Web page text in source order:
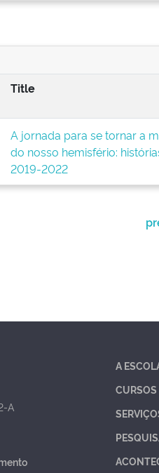
Title
A jornada para se tornar a
do nosso hemisfério:
2019-2022
A
A
CURSOS